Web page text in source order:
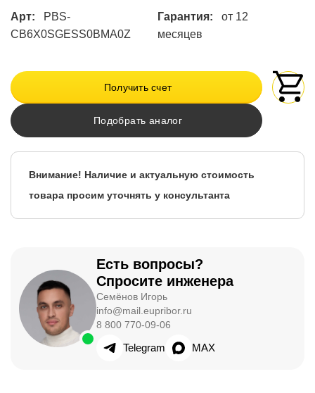
Арт:
PBS-
CB6X0SGESS0BMA0Z
Гарантия:
от 12
месяцев
Получить счет
Подобрать аналог
Внимание! Наличие и актуальную стоимость
товара просим уточнять у консультанта
Есть вопросы?
Спросите инженера
Семёнов Игорь
info@mail.eupribor.ru
8 800 770-09-06
Telegram MAX